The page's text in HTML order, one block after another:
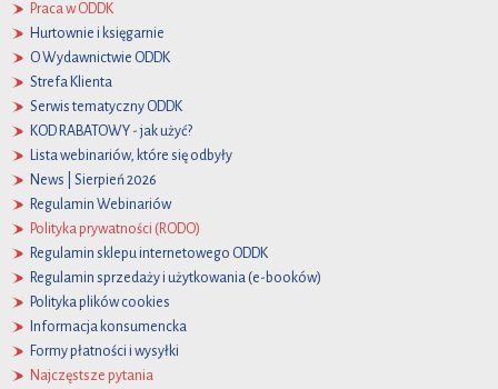
Praca w ODDK
Hurtownie i księgarnie
O Wydawnictwie ODDK
Strefa Klienta
Serwis tematyczny ODDK
KOD RABATOWY - jak użyć?
Lista webinariów, które się odbyły
News | Sierpień 2026
Regulamin Webinariów
Polityka prywatności (RODO)
Regulamin sklepu internetowego ODDK
Regulamin sprzedaży i użytkowania (e-booków)
Polityka plików cookies
Informacja konsumencka
Formy płatności i wysyłki
Najczęstsze pytania